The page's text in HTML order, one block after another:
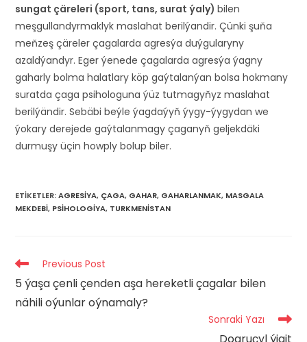
sungat çäreleri (sport, tans, surat ýaly)bilen
meşgullandyrmaklyk maslahat berilýandir. Çünki şuňa
meňzeş çäreler çagalarda agresýa duýgularyny
azaldýandyr. Eger ýenede çagalarda agresýa ýagny
gaharly bolma halatlary köp gaýtalanýan bolsa hokmany
suratda çaga psihologuna ýüz tutmagyňyz maslahat
berilýändir. Sebäbi beýle ýagdaýyň ýygy-ýygydan we
ýokary derejede gaýtalanmagy çaganyň geljekdäki
durmuşy üçin howply bolup biler.
ETIKETLER:AGRESIYA, ÇAGA, GAHAR, GAHARLANMAK, MASGALA
MEKDEBI, PSIHOLOGIYA, TURKMENISTAN
Read
more
articles
Previous Post
5 ýaşa çenli çenden aşa hereketli çagalar bilen
nähili oýunlar oýnamaly?
Sonraki Yazı
Dogruçyl ýigit